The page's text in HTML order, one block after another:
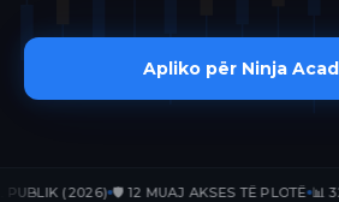
Apliko për Ninja
(2026) 🛡️ 12 MUAJ AKSES TË PLOTË 📊 32